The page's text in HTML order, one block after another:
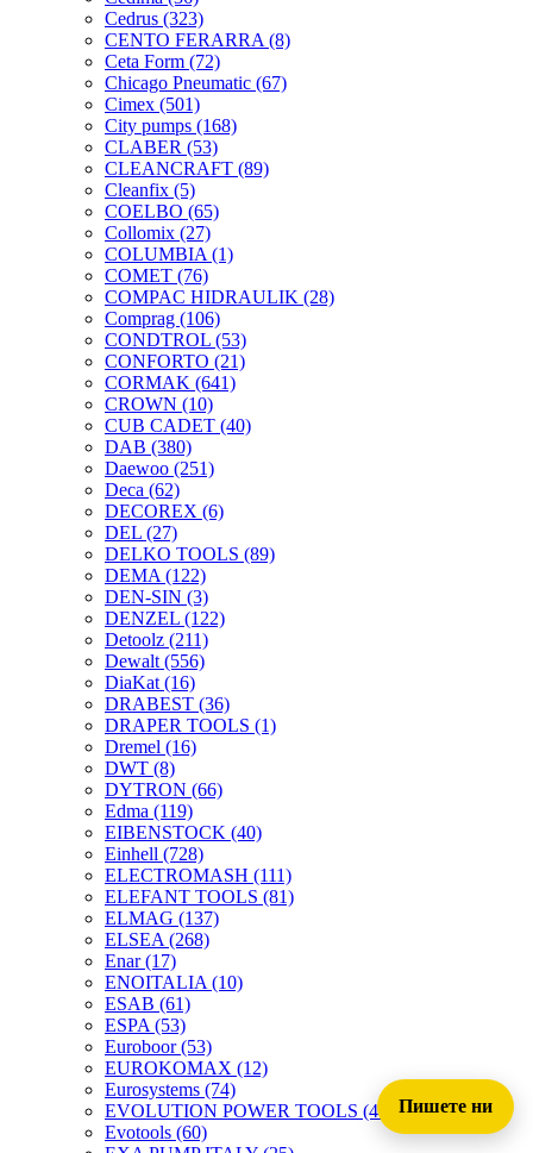
Cedrus (323)
CENTO FERARRA (8)
Ceta Form (72)
Chicago Pneumatic (67)
Cimex (501)
City pumps (168)
CLABER (53)
CLEANCRAFT (89)
Cleanfix (5)
COELBO (65)
Collomix (27)
COLUMBIA (1)
COMET (76)
COMPAC HIDRAULIK (28)
Comprag (106)
CONDTROL (53)
CONFORTO (21)
CORMAK (641)
CROWN (10)
CUB CADET (40)
DAB (380)
Daewoo (251)
Deca (62)
DECOREX (6)
DEL (27)
DELKO TOOLS (89)
DEMA (122)
DEN-SIN (3)
DENZEL (122)
Detoolz (211)
Dewalt (556)
DiaKat (16)
DRABEST (36)
DRAPER TOOLS (1)
Dremel (16)
DWT (8)
DYTRON (66)
Edma (119)
EIBENSTOCK (40)
Einhell (728)
ELECTROMASH (111)
ELEFANT TOOLS (81)
ELMAG (137)
ELSEA (268)
Enar(17)
ENOITALIA (10)
ESAB (61)
ESPA (53)
Euroboor(53)
EUROKOMAX (12)
Eurosystems (74)
EVOLUTION POWER TOOLS (45)
Evotools (60)
Пишете ни